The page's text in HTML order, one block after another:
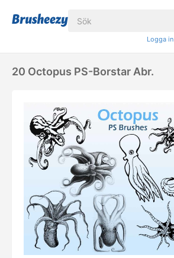
Logga in
20 Octopus PS-Borstar Abr.